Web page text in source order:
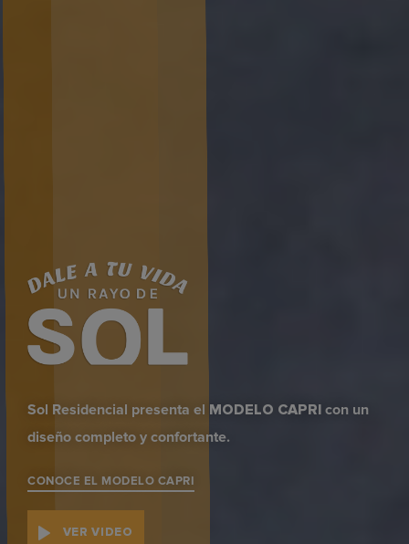
Sol Residencial presenta el MODELO CAPRI con un
diseño completo y confortante.
CONOCE EL MODELO CAPRI
VER VIDEO